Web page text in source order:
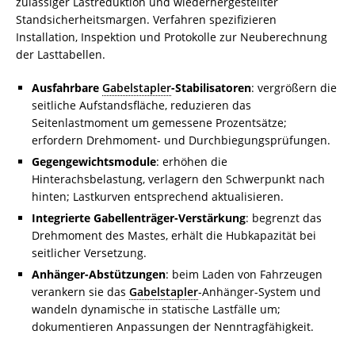
Standsicherheitsmargen. Verfahren spezifizieren
Installation, Inspektion und Protokolle zur Neuberechnung
der Lasttabellen.
Ausfahrbare Gabelstapler-Stabilisatoren: vergrößern die
seitliche Aufstandsfläche, reduzieren das
Seitenlastmoment um gemessene Prozentsätze;
erfordern Drehmoment- und Durchbiegungsprüfungen.
Gegengewichtsmodule: erhöhen die
Hinterachsbelastung, verlagern den Schwerpunkt nach
hinten; Lastkurven entsprechend aktualisieren.
Integrierte Gabellenträger-Verstärkung: begrenzt das
Drehmoment des Mastes, erhält die Hubkapazität bei
seitlicher Versetzung.
Anhänger-Abstützungen: beim Laden von Fahrzeugen
verankern sie das Gabelstapler-Anhänger-System und
wandeln dynamische in statische Lastfälle um;
dokumentieren Anpassungen der Nenntragfähigkeit.